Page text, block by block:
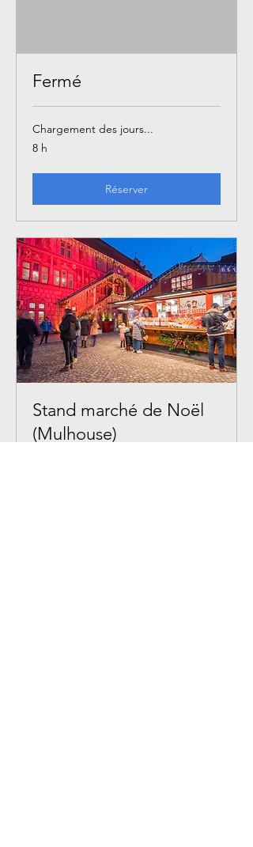
Fermé
Chargement des jours...
8 h
Réserver
Stand marché de Noël
(Mulhouse)